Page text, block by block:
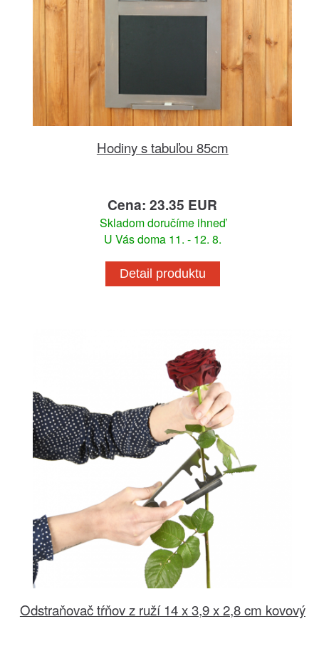
Hodiny s tabuľou 85cm
Cena: 23.35 EUR
Skladom doručíme ihneď
U Vás doma 11. - 12. 8.
Detail produktu
Odstraňovač tŕňov z ruží 14 x 3,9 x 2,8 cm kovový